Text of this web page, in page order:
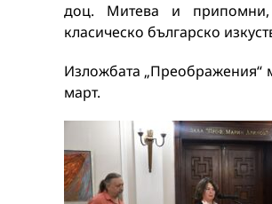
доц. Митева и
класическо българско
Изложбата „Преображения“
март.